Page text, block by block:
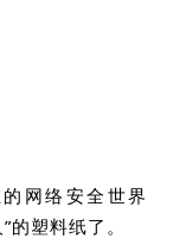
网络安全世界
塑料纸了。